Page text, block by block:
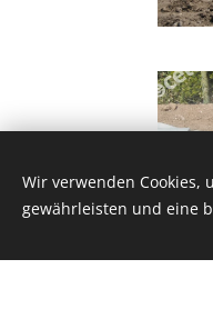
Wir verwenden Cookies,
gewährleisten und eine